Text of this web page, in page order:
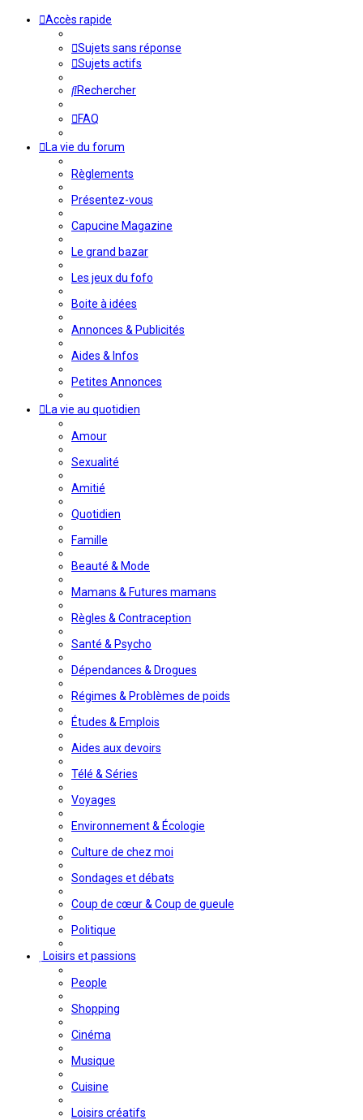
Accès rapide
Sujets sans réponse
Sujets actifs
Rechercher
FAQ
La vie du forum
Règlements
Présentez-vous
Capucine Magazine
Le grand bazar
Les jeux du fofo
Boite à idées
Annonces & Publicités
Aides & Infos
Petites Annonces
La vie au quotidien
Amour
Sexualité
Amitié
Quotidien
Famille
Beauté & Mode
Mamans & Futures mamans
Règles & Contraception
Santé & Psycho
Dépendances & Drogues
Régimes & Problèmes de poids
Études & Emplois
Aides aux devoirs
Télé & Séries
Voyages
Environnement & Écologie
Culture de chez moi
Sondages et débats
Coup de cœur & Coup de gueule
Politique
Loisirs et passions
People
Shopping
Cinéma
Musique
Cuisine
Loisirs créatifs